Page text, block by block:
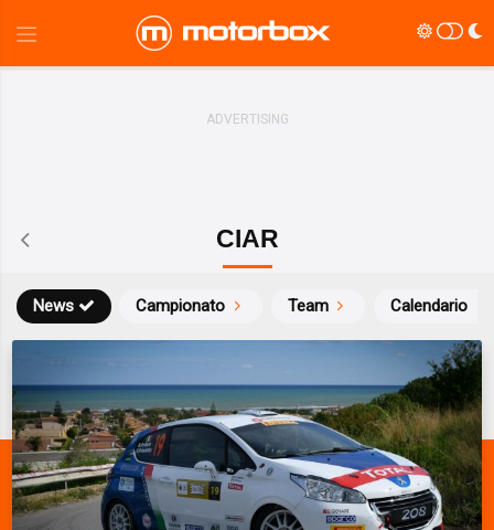
CIAR
News Campionato Team Calendario